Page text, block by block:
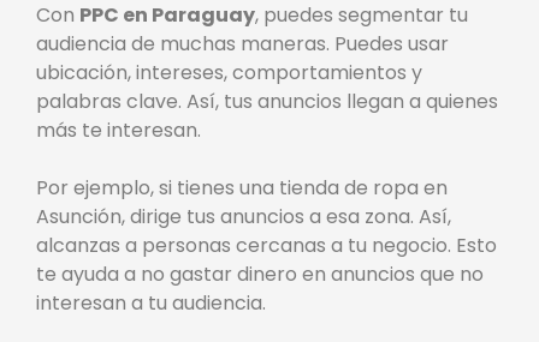
Con PPC en Paraguay, puedes segmentar tu
audiencia de muchas maneras. Puedes usar
ubicación, intereses, comportamientos y
palabras clave. Así, tus anuncios llegan a quienes
más te interesan.
Por ejemplo, si tienes una tienda de ropa en
Asunción, dirige tus anuncios a esa zona. Así,
alcanzas a personas cercanas a tu negocio. Esto
te ayuda a no gastar dinero en anuncios que no
interesan a tu audiencia.